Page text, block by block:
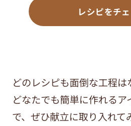
レシピをチ
どのレシピも面倒な工程
どなたでも簡単に作れるア
で、ぜひ献立に取り入れて